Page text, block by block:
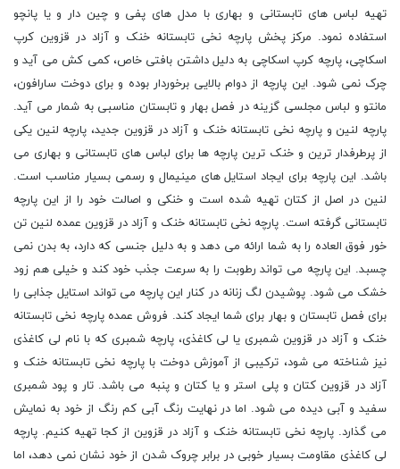
تهیه لباس های تابستانی و بهاری با مدل های پفی و چین دار و یا پانچو
استفاده نمود. مرکز پخش پارچه نخی تابستانه خنک و آزاد در قزوین کرپ
اسکاچی، پارچه کرپ اسکاچی به دلیل داشتن بافتی خاص، کمی کش می آید و
چرک نمی شود. این پارچه از دوام بالایی برخوردار بوده و برای دوخت سارافون،
مانتو و لباس مجلسی گزینه در فصل بهار و تابستان مناسبی به شمار می آید.
پارچه لنین و پارچه نخی تابستانه خنک و آزاد در قزوین جدید، پارچه لنین یکی
از پرطرفدار ترین و خنک ترین پارچه ها برای لباس های تابستانی و بهاری می
باشد. این پارچه برای ایجاد استایل های مینیمال و رسمی بسیار مناسب است.
لنین در اصل از کتان تهیه شده است و خنکی و اصالت خود را از این پارچه
تابستانی گرفته است. پارچه نخی تابستانه خنک و آزاد در قزوین عمده لنین تن
خور فوق العاده را به شما ارائه می دهد و به دلیل جنسی که دارد، به بدن نمی
چسبد. این پارچه می تواند رطوبت را به سرعت جذب خود کند و خیلی هم زود
خشک می شود. پوشیدن لگ زنانه در کنار این پارچه می تواند استایل جذابی را
برای فصل تابستان و بهار برای شما ایجاد کند. فروش عمده پارچه نخی تابستانه
خنک و آزاد در قزوین شمبری یا لی کاغذی، پارچه شمبری که با نام لی کاغذی
نیز شناخته می شود، ترکیبی از آموزش دوخت با پارچه نخی تابستانه خنک و
آزاد در قزوین کتان و پلی استر و یا کتان و پنبه می باشد. تار و پود شمبری
سفید و آبی دیده می شود. اما در نهایت رنگ آبی کم رنگ از خود به نمایش
می گذارد. پارچه نخی تابستانه خنک و آزاد در قزوین از کجا تهیه کنیم. پارچه
لی کاغذی مقاومت بسیار خوبی در برابر چروک شدن از خود نشان نمی دهد، اما